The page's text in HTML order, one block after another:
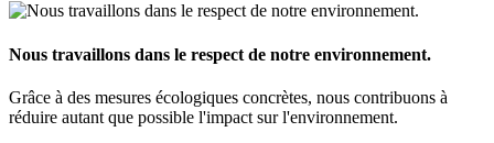
Nous travaillons dans le respect de notre environnement.
Grâce à des mesures écologiques concrètes, nous contribuons à
réduire autant que possible l'impact sur l'environnement.